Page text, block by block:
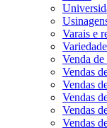
Varais e
Venda de
Vendas
Vendas
Vendas
Vendas
Vendas